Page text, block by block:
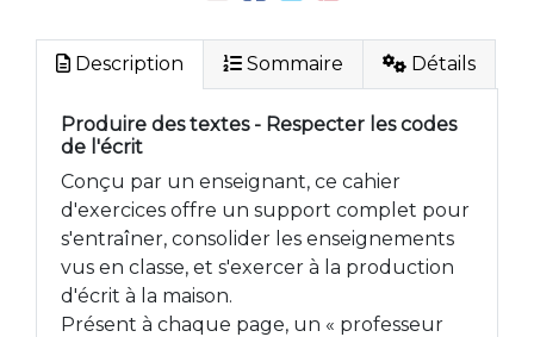
Description Sommaire Détails
Produire des textes - Respecter les codes
de l'écrit
Conçu par un enseignant, ce cahier
d'exercices offre un support complet pour
s'entraîner, consolider les enseignements
vus en classe, et s'exercer à la production
d'écrit à la maison.
Présent à chaque page, un « professeur